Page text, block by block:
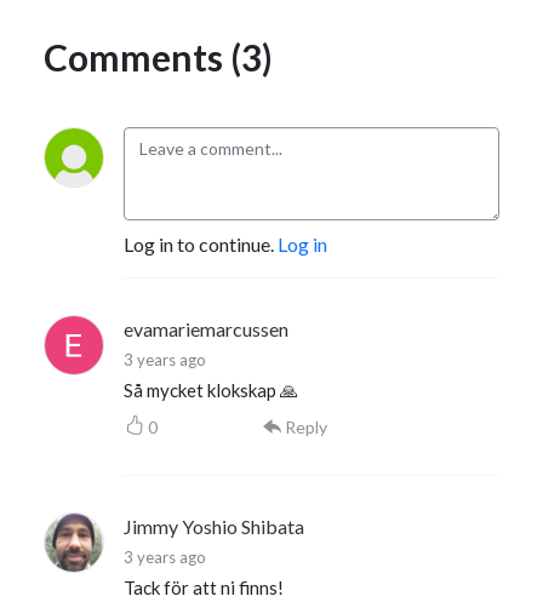
Comments (3)
Log in to continue. Log in
evamariemarcussen
3 years ago
Så mycket klokskap 🙏
0 Reply
Jimmy Yoshio Shibata
3 years ago
Tack för att ni finns!